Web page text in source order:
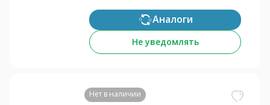
Аналоги
Не уведомлять
Нет в наличии